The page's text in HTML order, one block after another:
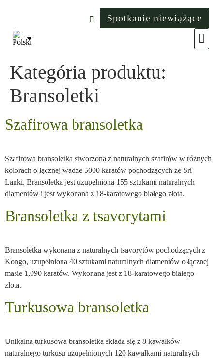
Spotkanie niewiążące
Kategória produktu:
Bransoletki
Szafirowa bransoletka
Szafirowa bransoletka stworzona z naturalnych szafirów w różnych
kolorach o łącznej wadze 5000 karatów pochodzących ze Sri
Lanki. Bransoletka jest uzupełniona 155 sztukami naturalnych
diamentów i jest wykonana z 18-karatowego białego złota.
Bransoletka z tsavorytami
Bransoletka wykonana z naturalnych tsavorytów pochodzących z
Kongo, uzupełniona 40 sztukami naturalnych diamentów o łącznej
masie 1,090 karatów. Wykonana jest z 18-karatowego białego
złota.
Turkusowa bransoletka
Unikalna turkusowa bransoletka składa się z 8 kawałków
naturalnego turkusu uzupełnionych 120 kawałkami naturalnych